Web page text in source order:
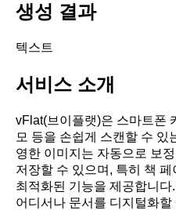
생성 결과
텍스트
서비스 소개
vFlat(브이플랫)은 스마트폰
모 등을 손쉽게 스캔할 수 있
영한 이미지는 자동으로 보
저장할 수 있으며, 특히 책
최적화된 기능을 제공합니다
어디서나 문서를 디지털화할